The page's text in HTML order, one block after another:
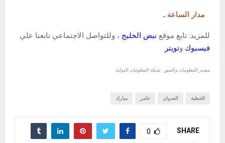
مدار الساعةـ
للمزيد: تابع موقع نبض الخليج ، وللتواصل الاجتماعي تابعنا علي
فيسبوك وتويتر
مصدر المعلومات والصور : شبكة المعلومات الدولية
الخطبة العدوان عامر مبارك
SHARE
0